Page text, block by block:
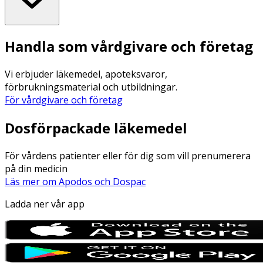
Handla som vårdgivare och företag
Vi erbjuder läkemedel, apoteksvaror,
förbrukningsmaterial och utbildningar.
För vårdgivare och företag
Dosförpackade läkemedel
För vårdens patienter eller för dig som vill prenumerera
på din medicin
Läs mer om Apodos och Dospac
Ladda ner vår app